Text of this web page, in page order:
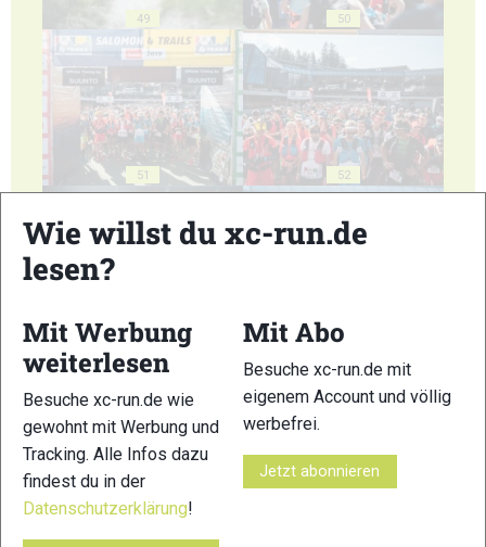
49 50
51 52
53 54
55 56
Wie willst du xc-run.de
lesen?
Mit Werbung
weiterlesen
Besuche xc-run.de wie
gewohnt mit Werbung und
Tracking. Alle Infos dazu
findest du in der
Datenschutzerklärung!
Mit Abo
Besuche xc-run.de mit
eigenem Account und völlig
werbefrei.
Jetzt abonnieren